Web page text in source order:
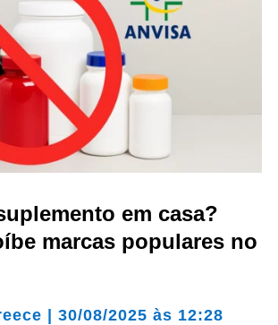
em casa?
marcas populares no
| 30/08/2025 às 12:28